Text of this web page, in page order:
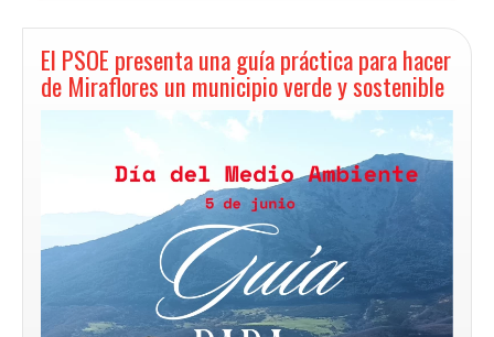
El PSOE presenta una guía práctica para hacer
de Miraflores un municipio verde y sostenible